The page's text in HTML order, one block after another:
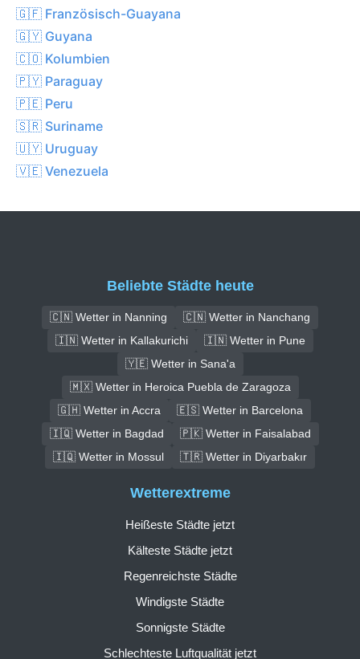
🇬🇫 Französisch-Guayana
🇬🇾 Guyana
🇨🇴 Kolumbien
🇵🇾 Paraguay
🇵🇪 Peru
🇸🇷 Suriname
🇺🇾 Uruguay
🇻🇪 Venezuela
Beliebte Städte heute
🇨🇳 Wetter in Nanning
🇨🇳 Wetter in Nanchang
🇮🇳 Wetter in Kallakurichi
🇮🇳 Wetter in Pune
🇾🇪 Wetter in Sana'a
🇲🇽 Wetter in Heroica Puebla de Zaragoza
🇬🇭 Wetter in Accra
🇪🇸 Wetter in Barcelona
🇮🇶 Wetter in Bagdad
🇵🇰 Wetter in Faisalabad
🇮🇶 Wetter in Mossul
🇹🇷 Wetter in Diyarbakır
Wetterextreme
Heißeste Städte jetzt
Kälteste Städte jetzt
Regenreichste Städte
Windigste Städte
Sonnigste Städte
Schlechteste Luftqualität jetzt